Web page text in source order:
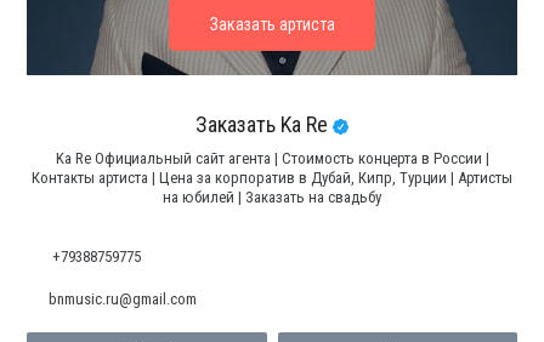
Заказать Ka Re
Ka Re Официальный сайт агента | Стоимость концерта в России |
Контакты артиста | Цена за корпоратив в Дубай, Кипр, Турции | Артисты
на юбилей | Заказать на свадьбу
+79388759775
bnmusic.ru@gmail.com